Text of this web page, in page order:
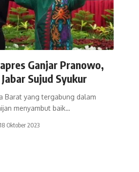
Ganjar Pranowo,
Sujud Syukur
Barat yang tergabung dalam
menyambut baik…
Oktober 2023